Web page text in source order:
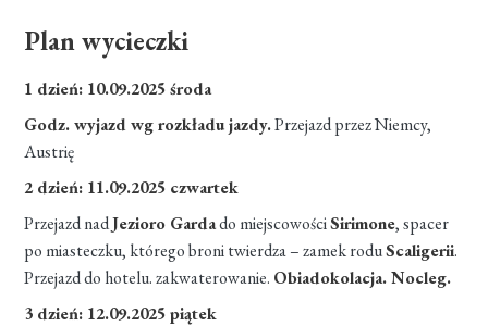
Plan wycieczki
1 dzień: 10.09.2025 środa
Godz. wyjazd wg rozkładu jazdy.Przejazd przez Niemcy,
Austrię
2 dzień: 11.09.2025 czwartek
Przejazd nadJezioro Gardado miejscowościSirimone, spacer
po miasteczku, którego broni twierdza – zamek roduScaligerii.
Przejazd do hotelu. zakwaterowanie. Obiadokolacja. Nocleg.
3 dzień: 12.09.2025 piątek